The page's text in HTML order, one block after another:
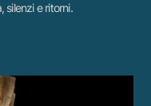
silenzi e ritorni.